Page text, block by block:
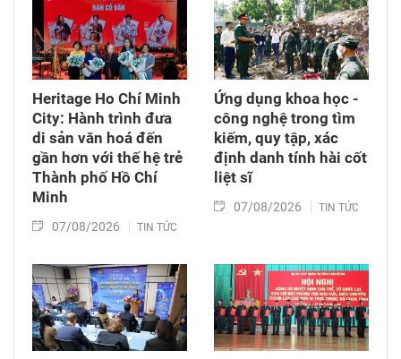
Heritage Ho Chí Minh
City: Hành trình đưa
di sản văn hoá đến
gần hơn với thế hệ trẻ
Thành phố Hồ Chí
Minh
07/08/2026 TIN TỨC
Ứng dụng khoa học -
công nghệ trong tìm
kiếm, quy tập, xác
định danh tính hài cốt
liệt sĩ
07/08/2026 TIN TỨC